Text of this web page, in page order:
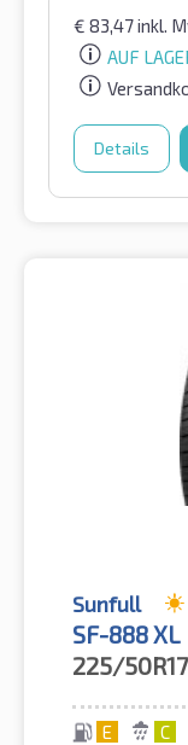
€ 83,47inkl.
AUF
Details
Sunfull
SF-888 XL
225/50R17
E C